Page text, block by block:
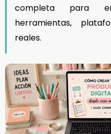
completa para
herramientas,
reales.